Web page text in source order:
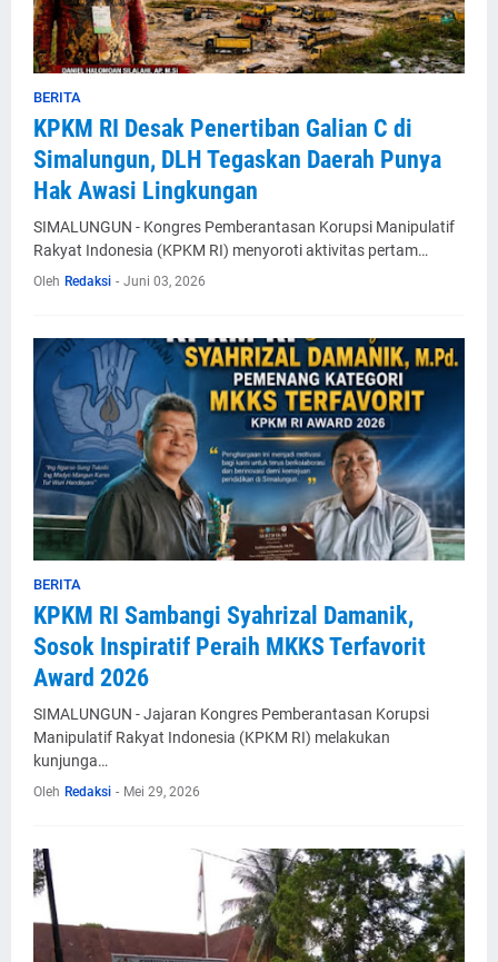
BERITA
KPKM RI Desak Penertiban Galian C di
Simalungun, DLH Tegaskan Daerah Punya
Hak Awasi Lingkungan
SIMALUNGUN - Kongres Pemberantasan Korupsi Manipulatif
Rakyat Indonesia (KPKM RI) menyoroti aktivitas pertam…
Oleh Redaksi - Juni 03, 2026
BERITA
KPKM RI Sambangi Syahrizal Damanik,
Sosok Inspiratif Peraih MKKS Terfavorit
Award 2026
SIMALUNGUN - Jajaran Kongres Pemberantasan Korupsi
Manipulatif Rakyat Indonesia (KPKM RI) melakukan
kunjunga…
Oleh Redaksi - Mei 29, 2026